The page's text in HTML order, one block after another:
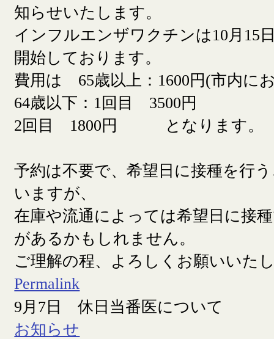
知らせいたします。
インフルエンザワクチンは10月15
開始しております。
費用は 65歳以上：1600円(市内に
64歳以下：1回目 3500円
2回目 1800円 となります。
予約は不要で、希望日に接種を行
いますが、
在庫や流通によっては希望日に接
があるかもしれません。
ご理解の程、よろしくお願いいた
Permalink
9月7日 休日当番医について
お知らせ